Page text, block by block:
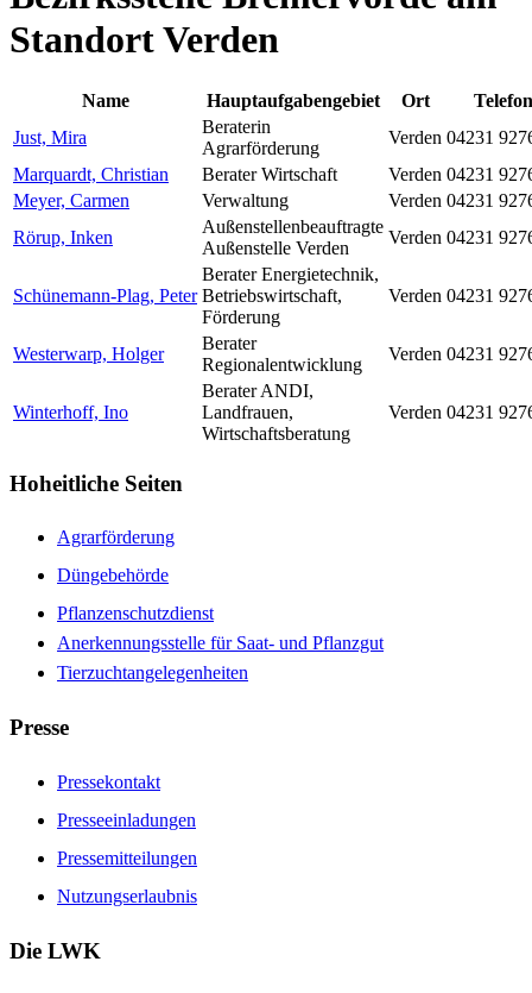
Standort Verden
Name Hauptaufgabengebiet Ort
Telefon
Just, Mira
Beraterin
Agrarförderung
Verden 04231
Marquardt, Christian
Berater Wirtschaft Verden 04231
Meyer, Carmen
Verwaltung Verden 04231
Rörup, Inken
Außenstellenbeauftragte
Außenstelle Verden
Verden 04231
Schünemann-Plag, Peter
Berater Energietechnik,
Betriebswirtschaft,
Förderung
Verden 04231
Westerwarp, Holger
Berater
Regionalentwicklung
Verden 04231
Winterhoff, Ino
Berater ANDI,
Landfrauen,
Wirtschaftsberatung
Verden 04231
Hoheitliche Seiten
Agrarförderung
Düngebehörde
Pflanzenschutzdienst
Anerkennungsstelle für Saat- und Pflanzgut
Tierzuchtangelegenheiten
Presse
Pressekontakt
Presseeinladungen
Pressemitteilungen
Nutzungserlaubnis
Die LWK